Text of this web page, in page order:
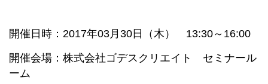
開催日時：2017年03月30日（木） 13:30～16:00
開催会場：株式会社ゴデスクリエイト セミナール
ーム